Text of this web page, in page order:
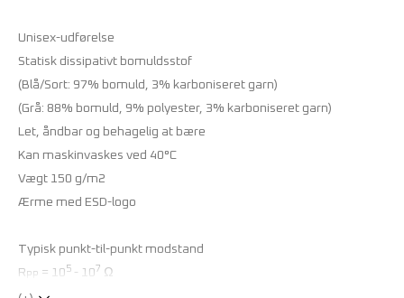
Unisex-udførelse
Statisk dissipativt bomuldsstof
(Blå/Sort: 97% bomuld, 3% karboniseret garn)
(Grå: 88% bomuld, 9% polyester, 3% karboniseret garn)
Let, åndbar og behagelig at bære
Kan maskinvaskes ved 40°C
Vægt 150 g/m2
Ærme med ESD-logo
Typisk punkt-til-punkt modstand
R PP = 10 5 - 10 7 Ω